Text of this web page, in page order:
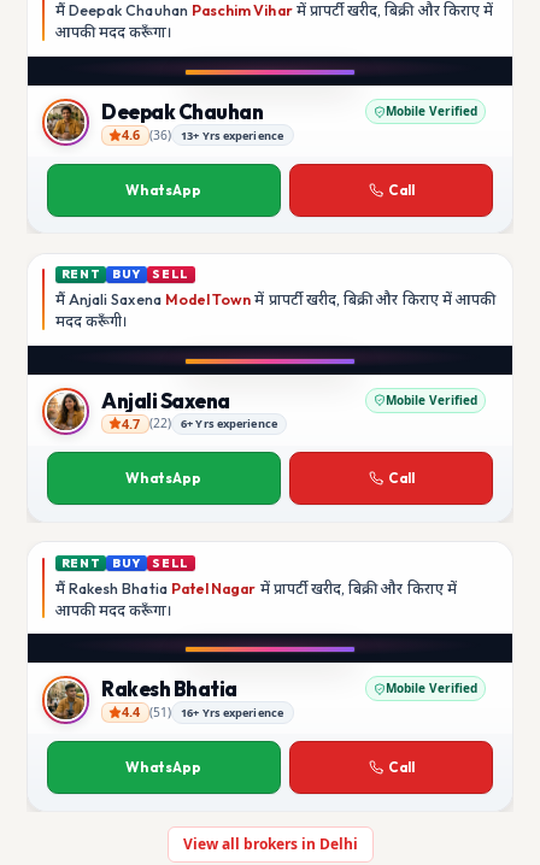
मैं Deepak Chauhan Paschim Viharमें प्रापर्टी खरीद, बिक्री और किराए में
आपकी मददकरूँगा।
Deepak Chauhan
Deepak Chauhan Mobile Verified
4.6 (36) 13+ Yrs experience
WhatsApp Call
RENT BUY SELL
मैं Anjali Saxena Model Town में प्रापर्टी खरीद, बिक्री और किराए में आपकी
मददकरूँगी।
Anjali Saxena
Anjali Saxena Mobile Verified
4.7 (22) 6+ Yrs experience
WhatsApp Call
RENT BUY SELL
मैं Rakesh Bhatia Patel Nagar में प्रापर्टी खरीद, बिक्री और किराए में
आपकी मददकरूँगा।
Rakesh Bhatia
Rakesh Bhatia Mobile Verified
4.4 (51) 16+ Yrs experience
WhatsApp Call
View all brokers in Delhi